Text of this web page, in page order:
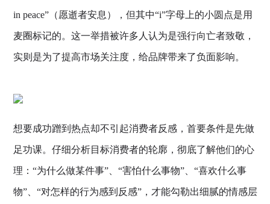
in peace”（愿逝者安息），但其中“i”字母上的小圆点是用
麦圈标记的。这一举措被许多人认为是强行向亡者致敬，
实则是为了提高市场关注度，给品牌带来了负面影响。
想要成功蹭到热点却不引起消费者反感，首要条件是先做
足功课。仔细分析目标消费者的轮廓，彻底了解他们的心
理：“为什么做某件事”、“害怕什么事物”、“喜欢什么事
物”、“对怎样的行为感到反感”，才能勾勒出细腻的情感层